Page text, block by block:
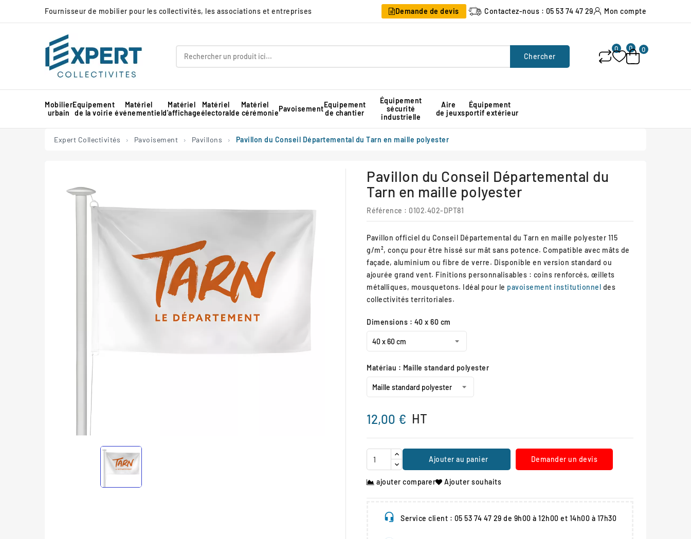
Fournisseur de mobilier pour les collectivités, les associations et entreprises Demande de devis Contactez-nous : 05 53 74 47 29 Mon compte
Chercher
0 0 0
Mobilier
urbain
Equipement
de la voirie
Matériel
événementiel
Matériel
d'affichage
Matériel
électoral
Matériel
de cérémoniePavoisementEquipement
de chantier
Équipement
sécurité
industrielle
Aire
de jeux
Équipement
sportif extérieur
Expert Collectivités Pavoisement Pavillons Pavillon du Conseil Départemental du Tarn en maille polyester
Pavillon du Conseil Départemental du
Tarn en maille polyester
Référence : 0102.402-DPT81
Pavillon officiel du Conseil Départemental du Tarn en maille polyester 115
g/m², conçu pour être hissé sur mât sans potence. Compatible avec mâts de
façade, aluminium ou fibre de verre. Disponible en version standard ou
ajourée grand vent. Finitions personnalisables : coins renforcés, œillets
métalliques, mousquetons. Idéal pour le pavoisement institutionnel des
collectivités territoriales.
Dimensions : 40 x 60 cm
Matériau : Maille standard polyester
12,00 € HT
Ajouter au panier Demander un devis
ajouter comparer Ajouter souhaits
Service client : 05 53 74 47 29 de 9h00 à 12h00 et 14h00 à 17h30